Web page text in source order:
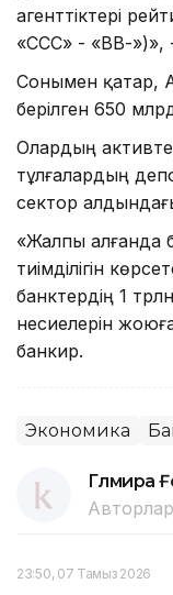
агенттіктері
«ССС» - «ВВ-»)»,
Сонымен қатар,
берілген 650
Олардың
тұлғалардың
сектор
«Жалпы алғанда
тиімділігін
банктердің 1
несиелерін
банкир.
Экономика
Гүлмира
Авторлар
23:50, 07 Тамыз 2026